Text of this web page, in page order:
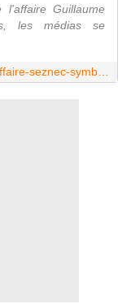
Guillaume
les médias se